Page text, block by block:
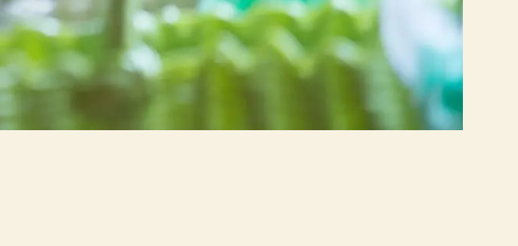
鳥取・島根観光情報
ベストレート宣言
フォトギャラリー
よくあるご質問